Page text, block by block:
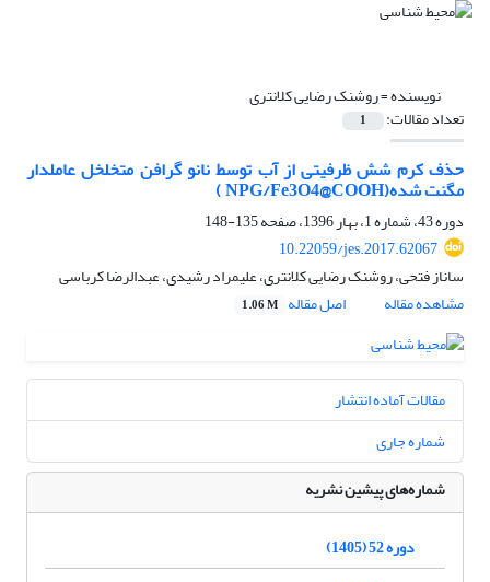
نویسنده =روشنک رضایی کلانتری
تعداد مقالات: 1
حذف کرم شش ظرفیتی از آب توسط نانو گرافن متخلخل عاملدار
مگنت شده(NPG/Fe3O4@COOH )
دوره 43، شماره 1، بهار 1396، صفحه
135-148
10.22059/jes.2017.62067
ساناز فتحی، روشنک رضایی کلانتری، علیمراد رشیدی، عبدالرضا کرباسی
مشاهده مقاله
اصل مقاله 1.06 M
مقالات آماده انتشار
شماره جاری
شماره‌های پیشین نشریه
دوره 52 (1405)